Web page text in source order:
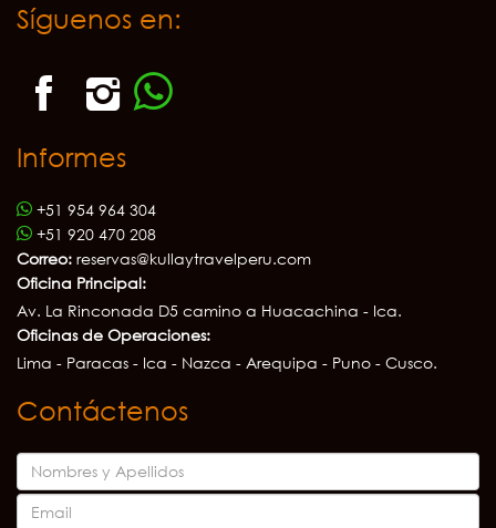
Síguenos en:
Informes
+51 954 964 304
+51 920 470 208
Correo: reservas@kullaytravelperu.com
Oficina Principal:
Av. La Rinconada D5 camino a Huacachina - Ica.
Oficinas de Operaciones:
Lima - Paracas - Ica - Nazca - Arequipa - Puno - Cusco.
Contáctenos